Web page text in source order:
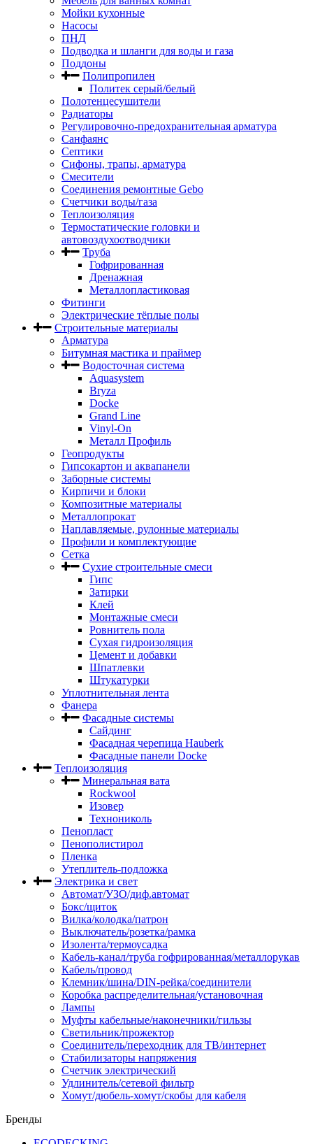
Мойки кухонные
Насосы
ПНД
Подводка и шланги для воды и газа
Поддоны
Полипропилен
Политек серый/белый
Полотенцесушители
Радиаторы
Регулировочно-предохранительная арматура
Санфаянс
Септики
Сифоны, трапы, арматура
Смесители
Соединения ремонтные Gebo
Счетчики воды/газа
Теплоизоляция
Термостатические головки и
автовоздухоотводчики
Труба
Гофрированная
Дренажная
Металлопластиковая
Фитинги
Электрические тёплые полы
Строительные материалы
Арматура
Битумная мастика и праймер
Водосточная система
Aquasystem
Bryza
Docke
Grand Line
Vinyl-On
Металл Профиль
Геопродукты
Гипсокартон и аквапанели
Заборные системы
Кирпичи и блоки
Композитные материалы
Металлопрокат
Наплавляемые, рулонные материалы
Профили и комплектующие
Сетка
Сухие строительные смеси
Гипс
Затирки
Клей
Монтажные смеси
Ровнитель пола
Сухая гидроизоляция
Цемент и добавки
Шпатлевки
Штукатурки
Уплотнительная лента
Фанера
Фасадные системы
Сайдинг
Фасадная черепица Hauberk
Фасадные панели Docke
Теплоизоляция
Минеральная вата
Rockwool
Изовер
Технониколь
Пенопласт
Пенополистирол
Пленка
Утеплитель-подложка
Электрика и свет
Автомат/УЗО/диф.автомат
Бокс/щиток
Вилка/колодка/патрон
Выключатель/розетка/рамка
Изолента/термоусадка
Кабель-канал/труба гофрированная/металлорукав
Кабель/провод
Клемник/шина/DIN-рейка/соединители
Коробка распределительная/установочная
Лампы
Муфты кабельные/наконечники/гильзы
Светильник/прожектор
Соединитель/переходник для ТВ/интернет
Стабилизаторы напряжения
Счетчик электрический
Удлинитель/сетевой фильтр
Хомут/дюбель-хомут/скобы для кабеля
Бренды